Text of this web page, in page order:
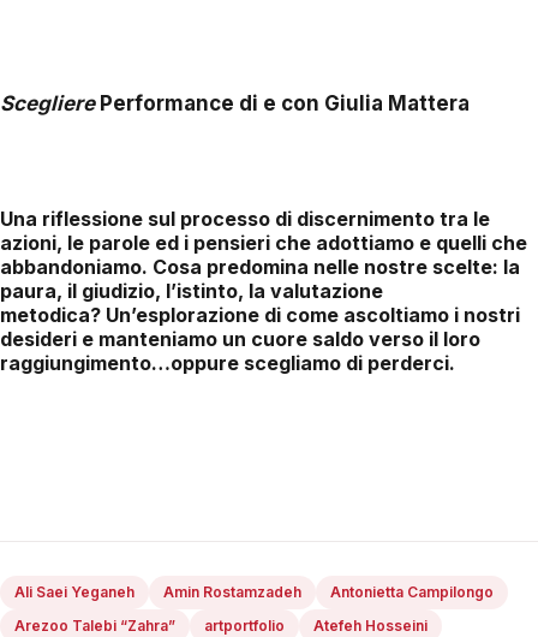
SceglierePerformance di e con Giulia Mattera
Una riflessione sul processo di discernimento tra le
azioni, le parole ed i pensieri che adottiamo e quelli che
abbandoniamo. Cosa predomina nelle nostre scelte: la
paura, il giudizio, l’istinto, la valutazione
metodica? Un’esplorazione di come ascoltiamo i nostri
desideri e manteniamo un cuore saldo verso il loro
raggiungimento…oppure scegliamo di perderci.
Ali Saei Yeganeh Amin Rostamzadeh
Antonietta Campilongo
Arezoo Talebi “Zahra”
artportfolio
Atefeh Hosseini